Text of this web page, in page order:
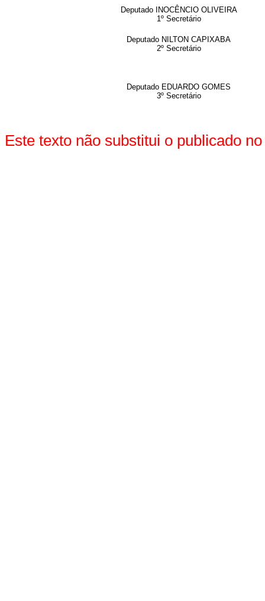
Deputado INOCÊNCIO OLIVEIRA
1º Secretário
Deputado NILTON CAPIXABA
2º Secretário
Deputado EDUARDO GOMES
3º Secretário
Este texto não substitui o publicado